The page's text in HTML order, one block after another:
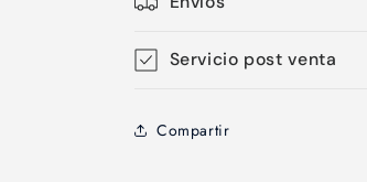
Servicio post venta
Compartir